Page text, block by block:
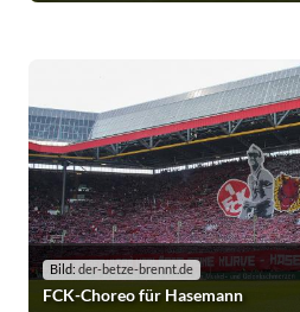
Bild: der-betze-brennt.de
FCK-Choreo für Hasemann